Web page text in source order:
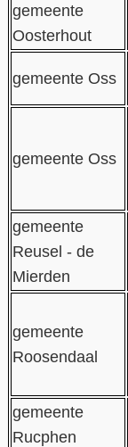
gemeente
Oosterhout
gemeente Oss
gemeente Oss
gemeente
Reusel - de
Mierden
gemeente
Roosendaal
gemeente
Rucphen